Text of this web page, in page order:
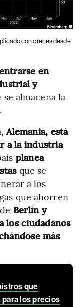
con creces desde
en
y
almacena la
Alemania, está
a la industria
planea
que se
a los
que ahorren
Berlín y
los ciudadanos
más
que
los precios